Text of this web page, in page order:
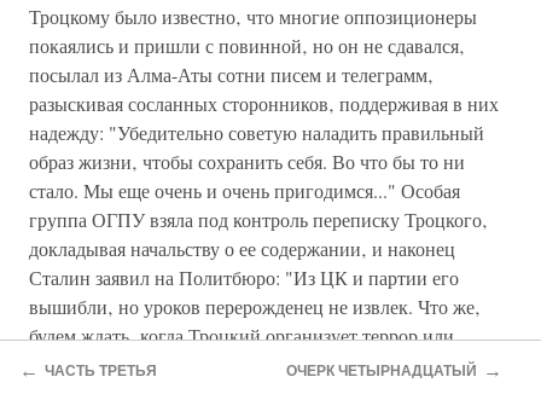
Троцкому было известно‚ что многие оппозиционеры
покаялись и пришли с повинной‚ но он не сдавался‚
посылал из Алма-Аты сотни писем и телеграмм‚
разыскивая сосланных сторонников‚ поддерживая в них
надежду: "Убедительно советую наладить правильный
образ жизни‚ чтобы сохранить себя. Во что бы то ни
стало. Мы еще очень и очень пригодимся..." Особая
группа ОГПУ взяла под контроль переписку Троцкого‚
докладывая начальству о ее содержании‚ и наконец
Сталин заявил на Политбюро: "Из ЦК и партии его
вышибли‚ но уроков перерожденец не извлек. Что же‚
будем ждать‚ когда Троцкий организует террор или
мятеж? Предлагаю выслать за границу". Ни одна страна
← ЧАСТЬ ТРЕТЬЯ ОЧЕРК ЧЕТЫРНАДЦАТЫЙ →